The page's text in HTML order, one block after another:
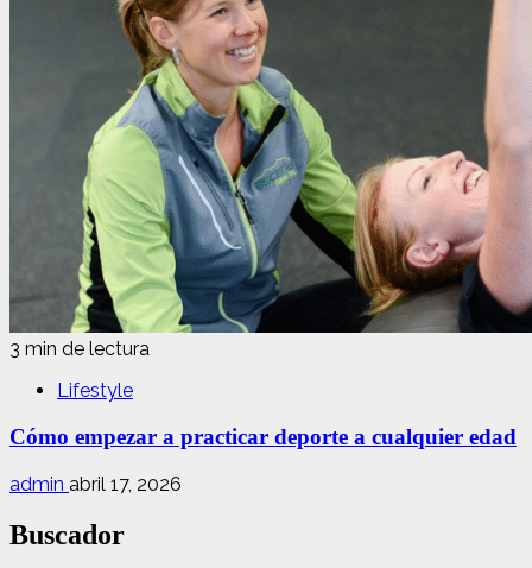
3 min de lectura
Lifestyle
Cómo empezar a practicar deporte a cualquier edad
admin abril 17, 2026
Buscador